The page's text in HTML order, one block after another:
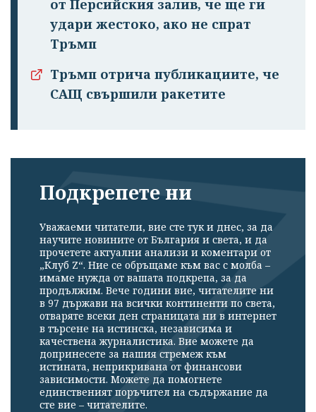
от Персийския залив, че ще ги
удари жестоко, ако не спрат
Тръмп
Тръмп отрича публикациите, че
САЩ свършили ракетите
Подкрепете ни
Уважаеми читатели, вие сте тук и днес, за да
научите новините от България и света, и да
прочетете актуални анализи и коментари от
„Клуб Z“. Ние се обръщаме към вас с молба –
имаме нужда от вашата подкрепа, за да
продължим. Вече години вие, читателите ни
в 97 държави на всички континенти по света,
отваряте всеки ден страницата ни в интернет
в търсене на истинска, независима и
качествена журналистика. Вие можете да
допринесете за нашия стремеж към
истината, неприкривана от финансови
зависимости. Можете да помогнете
единственият поръчител на съдържание да
сте вие – читателите.